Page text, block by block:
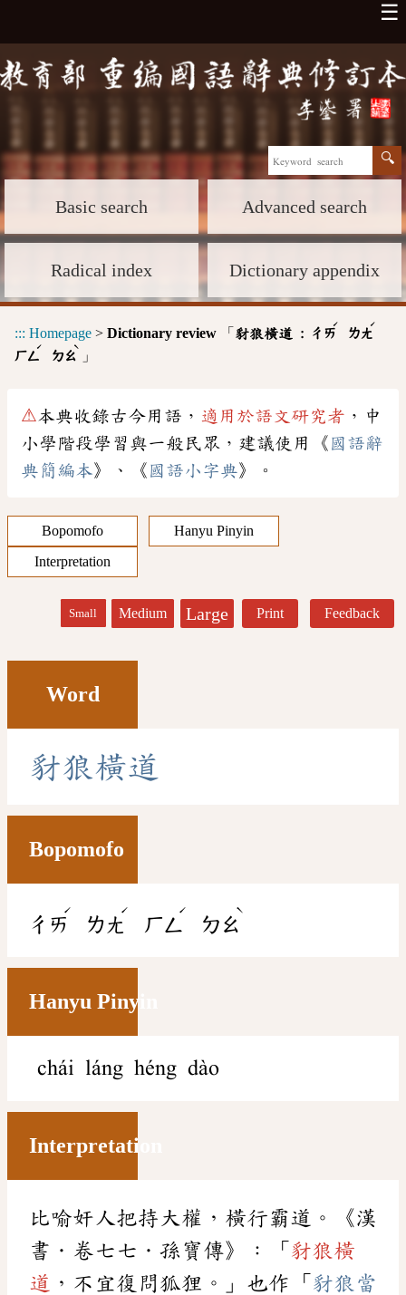
☰
Basic search Advanced search
Radical index Dictionary appendix
::: Homepage > Dictionary review 「 豺狼橫道 : ㄔㄞ
ˊ
ㄌㄤ
ˊ
ㄏㄥ
ˊ
ㄉㄠ
ˋ
」
⚠本典收錄古今用語， 適用於語文研究者 ，中
小學階段學習與一般民眾，建議使用《 國語辭
典簡編本》、《 國語小字典》。
Bopomofo
Hanyu Pinyin
Interpretation
Small Medium Large Print Feedback
Word
豺狼橫道
Bopomofo
ㄔㄞ
ˊ
ㄌㄤ
ˊ
ㄏㄥ
ˊ
ㄉㄠ
ˋ
Hanyu Pinyin
chái láng héng dào
Interpretation
比喻奸人把持大權，橫行霸道。《漢
書．卷七七．孫寶傳》：「 豺狼橫
道 ，不宜復問狐狸。」也作「 豺狼當